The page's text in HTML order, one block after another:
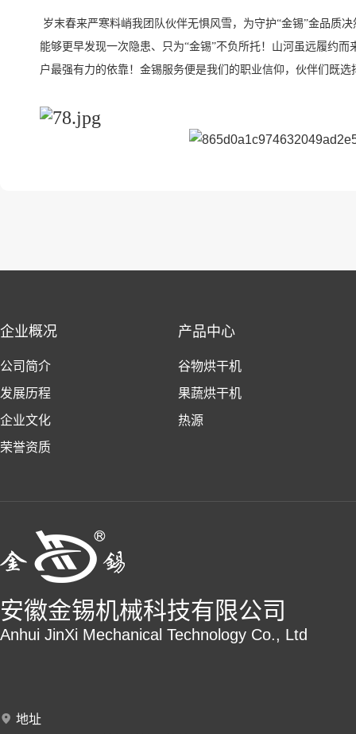
岁末春来严寒料峭我团队伙伴无惧风雪，为守护“金锡”金品质
能够更早发现一次隐患、只为“金锡”不负所托！山河虽远履约
户最强有力的依靠！金锡服务便是我们的职业信仰，伙伴们既
企业概况
公司简介
发展历程
企业文化
荣誉资质
产品中心
谷物烘干机
果蔬烘干机
热源
安徽金锡机械科技有限公司
Anhui JinXi Mechanical Technology Co., Ltd
地址